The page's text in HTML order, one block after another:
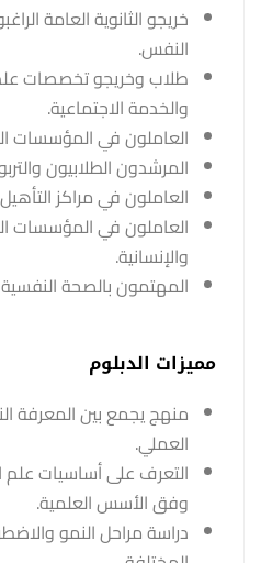
خريجو الثانوية العامة
النفس.
طلاب وخريجو تخصصات
والخدمة الاجتماعية.
العاملون في المؤسسات
المرشدون الطلابيون
العاملون في مراكز التأهيل
العاملون في المؤسسات
والإنسانية.
المهتمون بالصحة
مميزات الدبلوم
منهج يجمع بين المعرفة
العملي.
التعرف على أساسيات علم
وفق الأسس العلمية.
دراسة مراحل النمو